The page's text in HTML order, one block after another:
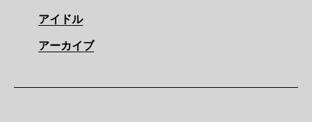
アイドル
アーカイブ